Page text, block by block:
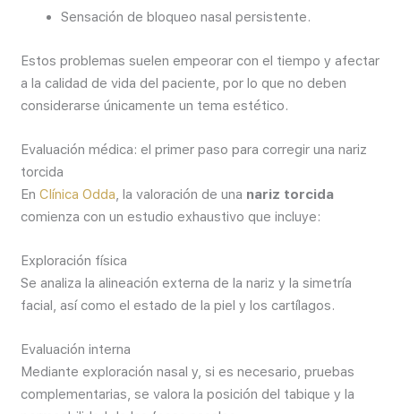
Sensación de bloqueo nasal persistente.
Estos problemas suelen empeorar con el tiempo y afectar
a la calidad de vida del paciente, por lo que no deben
considerarse únicamente un tema estético.
Evaluación médica: el primer paso para corregir una nariz
torcida
EnClínica Odda, la valoración de una nariz torcida
comienza con un estudio exhaustivo que incluye:
Exploración física
Se analiza la alineación externa de la nariz y la simetría
facial, así como el estado de la piel y los cartílagos.
Evaluación interna
Mediante exploración nasal y, si es necesario, pruebas
complementarias, se valora la posición del tabique y la